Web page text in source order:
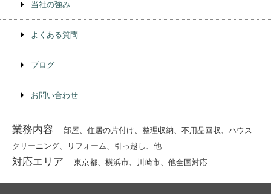
当社の強み
よくある質問
ブログ
お問い合わせ
業務内容
部屋、住居の片付け、整理収納、不⽤品回収、ハウス
クリーニング、リフォーム、引っ越し、他
対応エリア 東京都、横浜市、川崎市、他全国対応